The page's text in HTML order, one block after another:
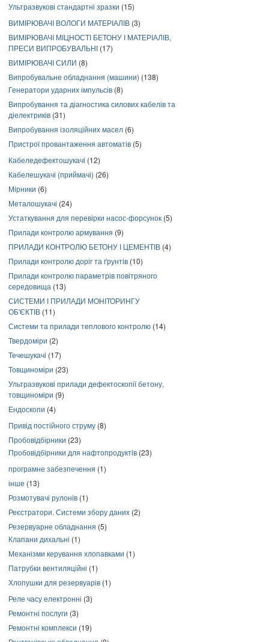
Ультразвукові стандартні зразки (15)
ВИМІРЮВАЧІ ВОЛОГИ МАТЕРІАЛІВ (3)
ВИМІРЮВАЧІ МІЦНОСТІ БЕТОНУ І МАТЕРІАЛІВ,
ПРЕСИ ВИПРОБУВАЛЬНІ (17)
ВИМІРЮВАЧІ СИЛИ (8)
Випробувальне обладнання (машини) (138)
Генератори ударних імпульсів (8)
Випробування та діагностика силових кабелів та
діелектриків (31)
Випробування ізоляційних масел (6)
Пристрої провантаження автоматів (5)
Кабеледефектошукачі (12)
Кабелешукачі (приймачі) (26)
Мірники (6)
Металошукачі (24)
Устаткування для перевірки насос-форсунок (5)
Прилади контролю армування (9)
ПРИЛАДИ КОНТРОЛЮ БЕТОНУ І ЦЕМЕНТІВ (4)
Прилади контролю доріг та ґрунтів (10)
Прилади контролю параметрів повітряного
середовища (13)
СИСТЕМИ І ПРИЛАДИ МОНІТОРИНГУ
ОБ'ЄКТІВ (11)
Системи та прилади теплового контролю (14)
Твердоміри (2)
Течешукачі (17)
Товщиноміри (23)
Ультразвукові прилади дефектоскопії бетону,
товщиноміри (9)
Ендоскопи (4)
Привід постійного струму (8)
Пробовідбірники (23)
Пробовідбірники для нафтопродуктів (23)
програмне забезпечення (1)
інше (13)
Розмотувачі рулонів (1)
Реєстратори. Системи збору даних (2)
Резервуарне обладнання (5)
Клапани дихальні (1)
Механізми керування хлопавками (1)
Патрубки вентиляційні (1)
Хлопушки для резервуарів (1)
Реле часу електронні (3)
Ремонтні послуги (3)
Ремонтні комплекси (19)